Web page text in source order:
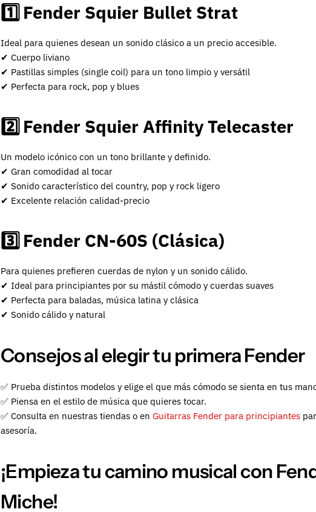
1️⃣ Fender Squier Bullet Strat
Ideal para quienes desean un sonido clásico a un precio accesible.
✔ Cuerpo liviano
✔ Pastillas simples (single coil) para un tono limpio y versátil
✔ Perfecta para rock, pop y blues
2️⃣ Fender Squier Affinity Telecaster
Un modelo icónico con un tono brillante y definido.
✔ Gran comodidad al tocar
✔ Sonido característico del country, pop y rock ligero
✔ Excelente relación calidad-precio
3️⃣ Fender CN-60S (Clásica)
Para quienes prefieren cuerdas de nylon y un sonido cálido.
✔ Ideal para principiantes por su mástil cómodo y cuerdas suaves
✔ Perfecta para baladas, música latina y clásica
✔ Sonido cálido y natural
Consejos al elegir tu primera Fender
✅ Prueba distintos modelos y elige el que más cómodo se sienta en tus
✅ Piensa en el estilo de música que quieres tocar.
✅ Consulta en nuestras tiendas o en Guitarras Fender para principiantes
asesoría.
¡Empieza tu camino musical con
Miche!